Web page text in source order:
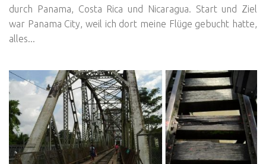
durch Panama, Costa Rica und Nicaragua. Start und Ziel
war Panama City, weil ich dort meine Flüge gebucht hatte,
alles...